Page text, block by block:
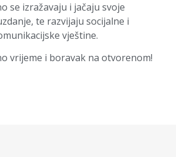
se izražavaju i jačaju svoje
te razvijaju socijalne i
vještine.
vrijeme i boravak na otvorenom!